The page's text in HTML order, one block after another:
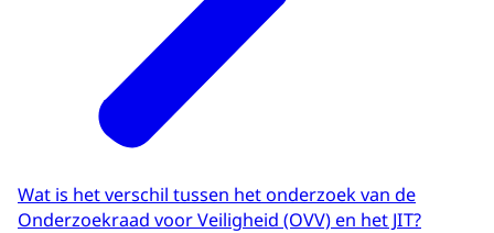
Wat is het verschil tussen het onderzoek van de
Onderzoekraad voor Veiligheid (OVV) en het JIT?